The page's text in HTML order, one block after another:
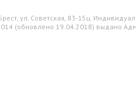
ул. Советская, 83-15ц.
(обновлено 19.04.2018) выдано